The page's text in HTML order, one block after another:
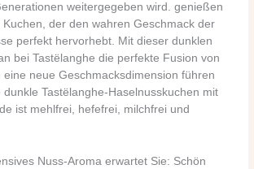
weitergegeben wird. genießen
Kuchen, der den wahren Geschmack der
perfekt hervorhebt. Mit dieser dunklen
bei Tastëlanghe die perfekte Fusion von
eine neue Geschmacksdimension führen
Tastëlanghe-Haselnusskuchen mit
ist mehlfrei, hefefrei, milchfrei und
Nuss-Aroma erwartet Sie: Schön